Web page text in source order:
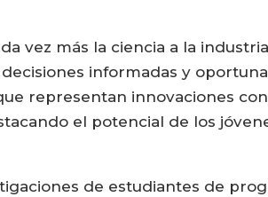
vez más la ciencia a la
informadas y
representan innovaciones
el potencial de los
de estudiantes de